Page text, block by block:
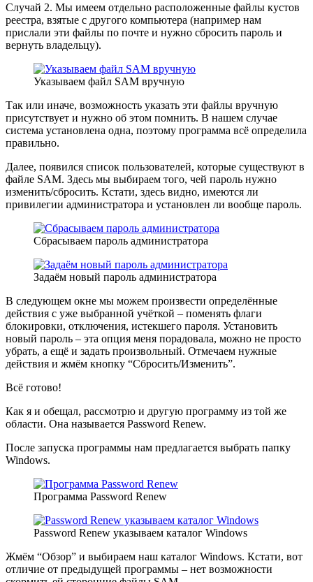
Случай 2. Мы имеем отдельно расположенные файлы кустов
реестра, взятые с другого компьютера (например нам
прислали эти файлы по почте и нужно сбросить пароль и
вернуть владельцу).
Указываем файл SAM вручную
Так или иначе, возможность указать эти файлы вручную
присутствует и нужно об этом помнить. В нашем случае
система установлена одна, поэтому программа всё определила
правильно.
Далее, появился список пользователей, которые существуют в
файле SAM. Здесь мы выбираем того, чей пароль нужно
изменить/сбросить. Кстати, здесь видно, имеются ли
привилегии администратора и установлен ли вообще пароль.
Сбрасываем пароль администратора
Задаём новый пароль администратора
В следующем окне мы можем произвести определённые
действия с уже выбранной учёткой – поменять флаги
блокировки, отключения, истекшего пароля. Установить
новый пароль – эта опция меня порадовала, можно не просто
убрать, а ещё и задать произвольный. Отмечаем нужные
действия и жмём кнопку “Сбросить/Изменить”.
Всё готово!
Как я и обещал, рассмотрю и другую программу из той же
области. Она называется Password Renew.
После запуска программы нам предлагается выбрать папку
Windows.
Программа Password Renew
Password Renew указываем каталог Windows
Жмём “Обзор” и выбираем наш каталог Windows. Кстати, вот
отличие от предыдущей программы – нет возможности